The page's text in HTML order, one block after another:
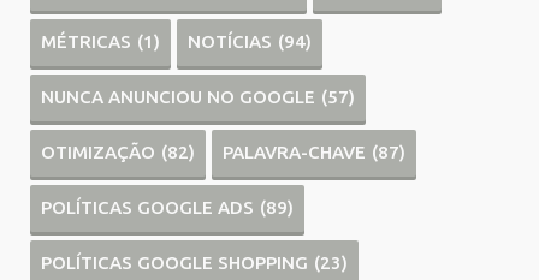
MÉTRICAS (1) NOTÍCIAS (94)
NUNCA ANUNCIOU NO GOOGLE (57)
OTIMIZAÇÃO (82) PALAVRA-CHAVE (87)
POLÍTICAS GOOGLE ADS (89)
POLÍTICAS GOOGLE SHOPPING (23)